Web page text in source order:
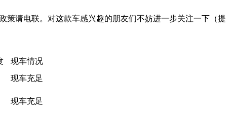
策请电联。对这款车感兴趣的朋友们不妨进一步关注一下（提
现车情况
现车充足
现车充足